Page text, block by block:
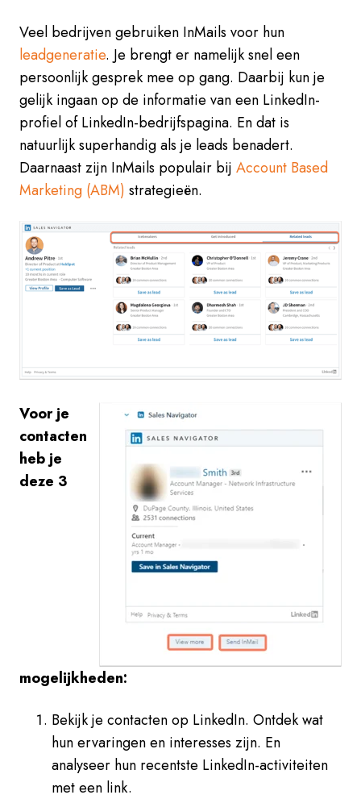
Veel bedrijven gebruiken InMails voor hun
leadgeneratie. Je brengt er namelijk snel een
persoonlijk gesprek mee op gang. Daarbij kun je
gelijk ingaan op de informatie van een LinkedIn-
profiel of LinkedIn-bedrijfspagina. En dat is
natuurlijk superhandig als je leads benadert.
Daarnaast zijn InMails populair bij Account Based
Marketing (ABM) strategieën.
Voor je
contacten
heb je
deze 3
mogelijkheden:
Bekijk je contacten op LinkedIn. Ontdek wat
hun ervaringen en interesses zijn. En
analyseer hun recentste LinkedIn-activiteiten
met een link.